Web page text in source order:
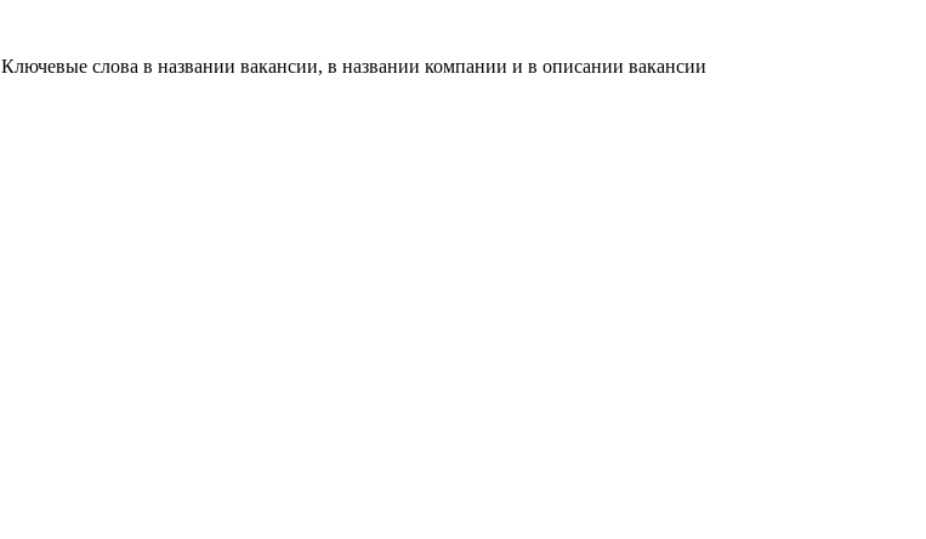
Ключевые слова в названии вакансии, в названии компании и в описании вакансии